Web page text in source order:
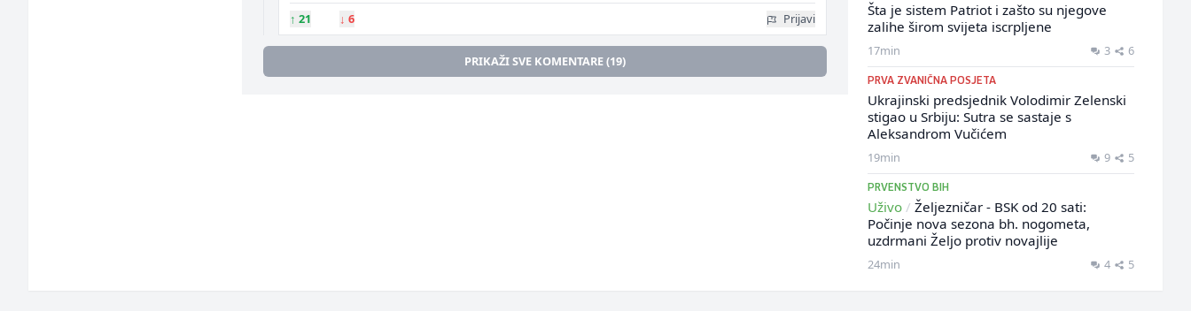
↑ 21 ↓ 6 Prijavi
PRIKAŽI SVE KOMENTARE (19)
Šta je sistem Patriot i zašto su njegove
zalihe širom svijeta iscrpljene
17min 3 6
PRVA ZVANIČNA POSJETA
Ukrajinski predsjednik Volodimir Zelenski
stigao u Srbiju: Sutra se sastaje s
Aleksandrom Vučićem
19min 9 5
PRVENSTVO BIH
Uživo / Željezničar - BSK od 20 sati:
Počinje nova sezona bh. nogometa,
uzdrmani Željo protiv novajlije
24min 4 5